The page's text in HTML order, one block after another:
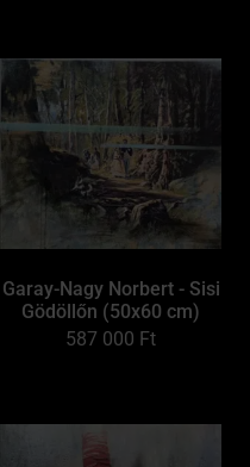
Garay-Nagy Norbert - Sisi
Gödöllőn (50x60 cm)
587 000 Ft